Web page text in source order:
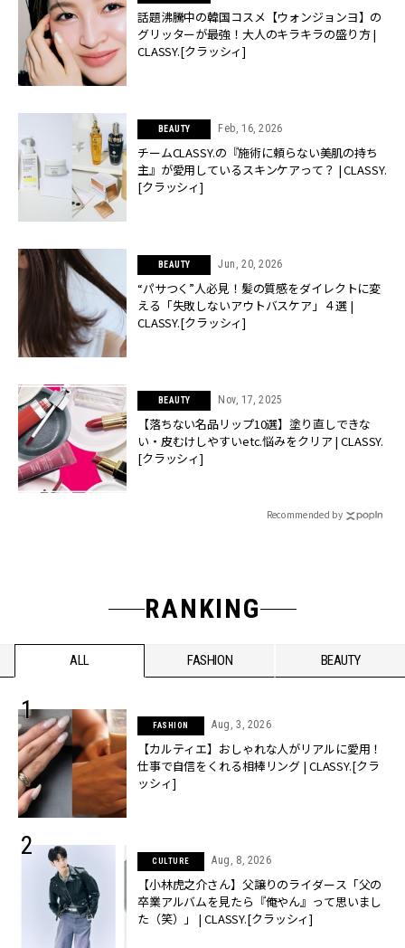
話題沸騰中の韓国コスメ【ウォンジョンヨ】の
グリッターが最強！大人のキラキラの盛り方 |
CLASSY.[クラッシィ]
BEAUTY Feb, 16, 2026
チームCLASSY.の『施術に頼らない美肌の持ち
主』が愛用しているスキンケアって？ | CLASSY.
[クラッシィ]
BEAUTY Jun, 20, 2026
“パサつく”人必見！髪の質感をダイレクトに変
える「失敗しないアウトバスケア」４選 |
CLASSY.[クラッシィ]
BEAUTY Nov, 17, 2025
【落ちない名品リップ10選】塗り直しできな
い・皮むけしやすいetc.悩みをクリア | CLASSY.
[クラッシィ]
Recommended by
RANKING
ALL FASHION BEAUTY
FASHION Aug, 3, 2026
【カルティエ】おしゃれな人がリアルに愛用！
仕事で自信をくれる相棒リング | CLASSY.[クラ
ッシィ]
CULTURE Aug, 8, 2026
【小林虎之介さん】父譲りのライダース「父の
卒業アルバムを見たら『俺やん』って思いまし
た（笑）」 | CLASSY.[クラッシィ]